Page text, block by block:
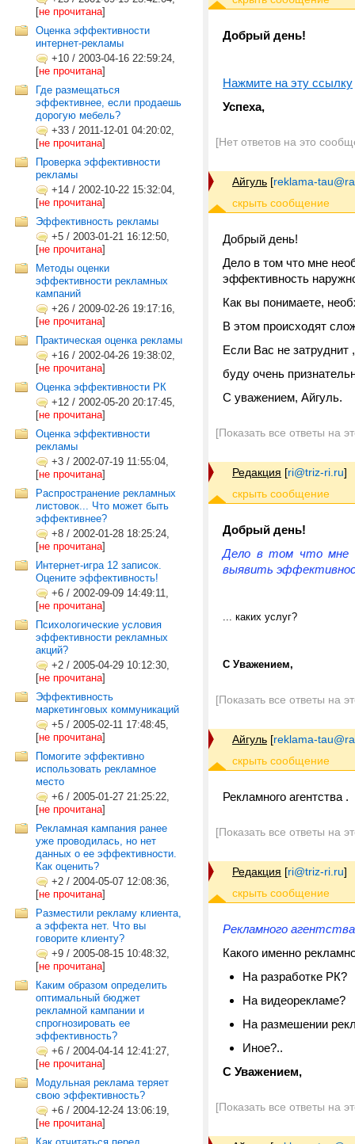
[не прочитана]
Оценка эффективности
интернет-рекламы
+10 / 2003-04-16 22:59:24,
[не прочитана]
Где размещаться
эффективнее, если продаешь
дорогую мебель?
+33 / 2011-12-01 04:20:02,
[не прочитана]
Проверка эффективности
рекламы
+14 / 2002-10-22 15:32:04,
[не прочитана]
Эффективность рекламы
+5 / 2003-01-21 16:12:50,
[не прочитана]
Методы оценки
эффективности рекламных
кампаний
+26 / 2009-02-26 19:17:16,
[не прочитана]
Практическая оценка рекламы
+16 / 2002-04-26 19:38:02,
[не прочитана]
Оценка эффективности РК
+12 / 2002-05-20 20:17:45,
[не прочитана]
Оценка эффективности
рекламы
+3 / 2002-07-19 11:55:04,
[не прочитана]
Распространение рекламных
листовок... Что может быть
эффективнее?
+8 / 2002-01-28 18:25:24,
[не прочитана]
Интернет-игра 12 записок.
Оцените эффективность!
+6 / 2002-09-09 14:49:11,
[не прочитана]
Психологические условия
эффективности рекламных
акций?
+2 / 2005-04-29 10:12:30,
[не прочитана]
Эффективность
маркетинговых коммуникаций
+5 / 2005-02-11 17:48:45,
[не прочитана]
Помогите эффективно
использовать рекламное
место
+6 / 2005-01-27 21:25:22,
[не прочитана]
Рекламная кампания ранее
уже проводилась, но нет
данных о ее эффективности.
Как оценить?
+2 / 2004-05-07 12:08:36,
[не прочитана]
Разместили рекламу клиента,
а эффекта нет. Что вы
говорите клиенту?
+9 / 2005-08-15 10:48:32,
[не прочитана]
Каким образом определить
оптимальный бюджет
рекламной кампании и
спрогнозировать ее
эффективность?
+6 / 2004-04-14 12:41:27,
[не прочитана]
Модульная реклама теряет
свою эффективность?
+6 / 2004-12-24 13:06:19,
[не прочитана]
Добрый день!
Нажмите на эту ссылку
Успеха,
[Нет ответов на это
Айгуль [reklama-
Добрый день!
Дело в том что мне
эффективность
Как вы понимаете,
В этом происходят
Если Вас не затруднит ,
буду очень
С уважением, Айгуль.
[Показать все ответы на
Редакция [ri@triz-ri.ru]
Добрый день!
Дело в том что мне
выявить
... каких услуг?
С Уважением,
[Показать все ответы на
Айгуль [reklama-
Рекламного агентства .
[Показать все ответы на
Редакция [ri@triz-ri.ru]
Рекламного
Какого именно
На разработке РК?
На видеорекламе?
На размешении
Иное?..
С Уважением,
[Показать все ответы на